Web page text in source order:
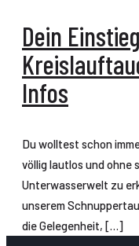
Dein
Infos
Du wolltest schon
völlig lautlos und ohne
Unterwasserwelt zu
unserem
die Gelegenheit, […]